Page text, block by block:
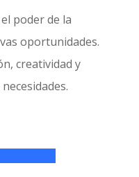
poder de la
oportunidades.
creatividad y